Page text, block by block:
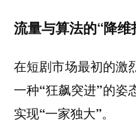
流量与算法的“降维
在短剧市场最初的激
一种“狂飙突进”的姿
实现“一家独大”。